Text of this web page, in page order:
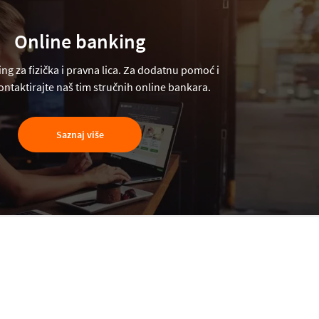
Online banking
za fizička i pravna lica. Za dodatnu pomoć i
naš tim stručnih online bankara.
Saznaj više